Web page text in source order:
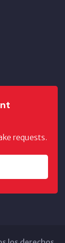
requests.